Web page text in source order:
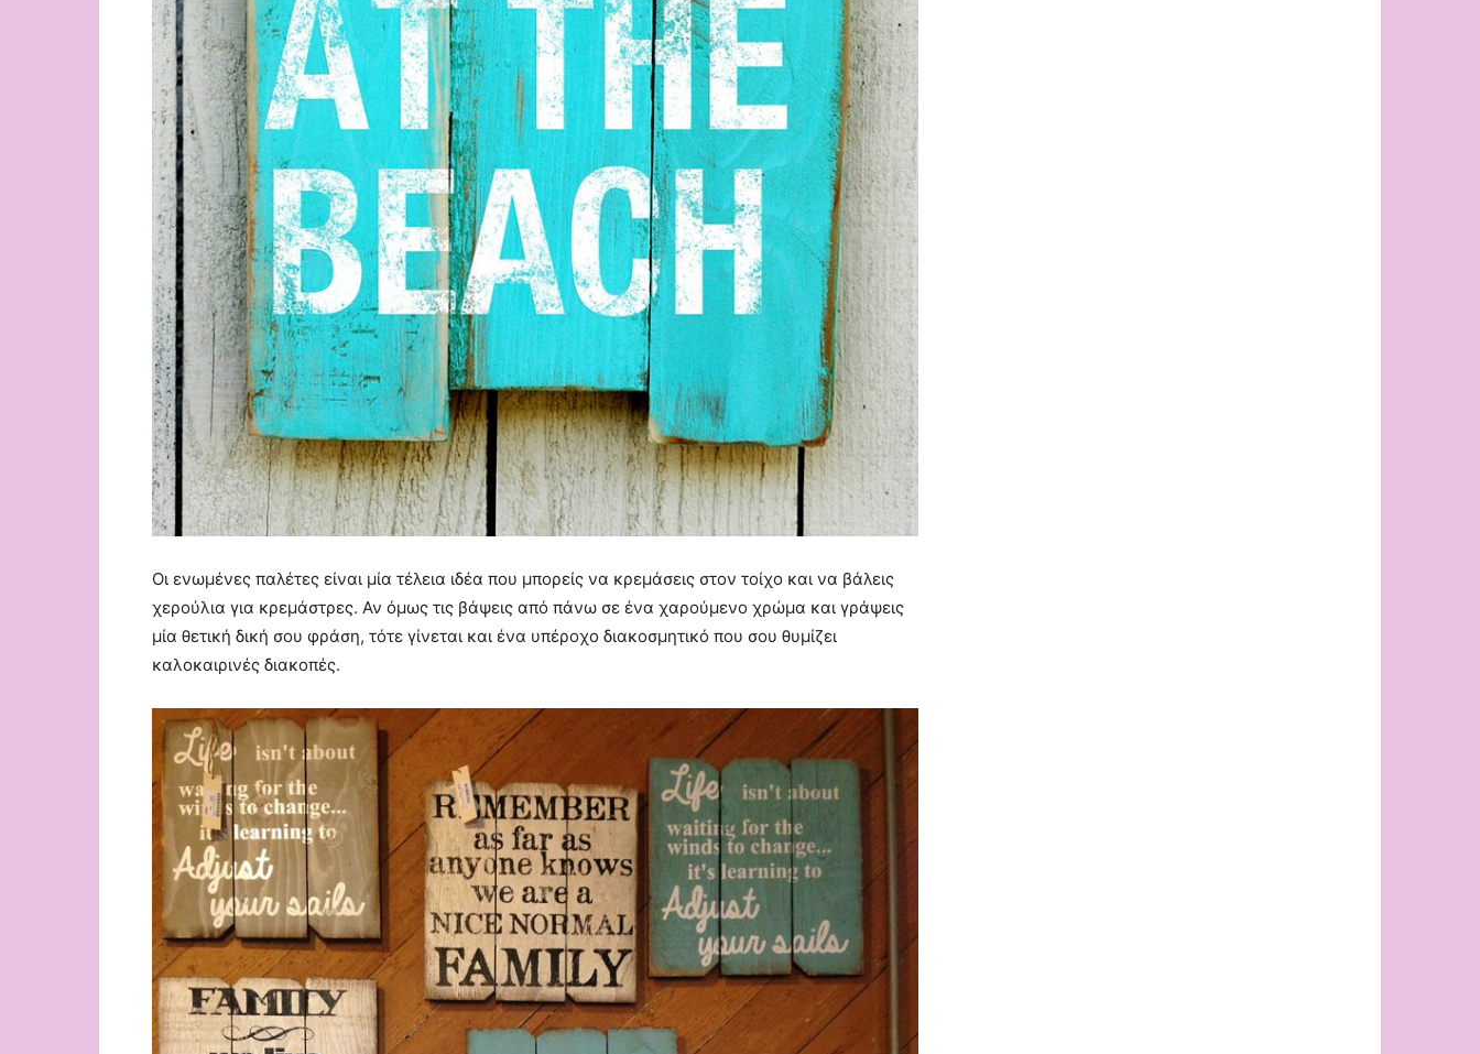
Οι ενωμένες παλέτες είναι μία τέλεια ιδέα που μπορείς να κρεμάσεις στον τοίχο και να βάλεις
χερούλια για κρεμάστρες. Αν όμως τις βάψεις από πάνω σε ένα χαρούμενο χρώμα και γράψεις
μία θετική δική σου φράση, τότε γίνεται και ένα υπέροχο διακοσμητικό που σου θυμίζει
καλοκαιρινές διακοπές.